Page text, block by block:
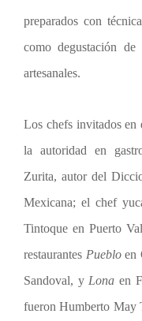
preparados con
como degustación
artesanales.
Los chefs invitados en
la autoridad en
Zurita, autor del
Mexicana; el chef
Tintoque en Puerto
restaurantes Puebloen
Sandoval, y Lona en
fueron Humberto May